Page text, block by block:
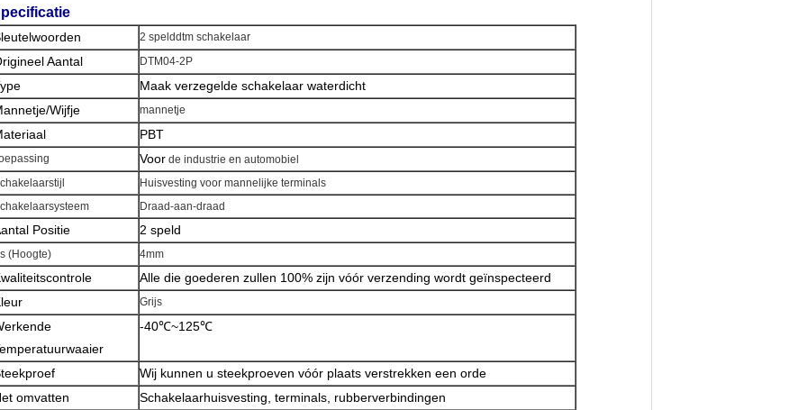
2 spelddtm schakelaar
Aantal DTM04-2P
Maak verzegelde schakelaar waterdicht
Wijfje
mannetje
PBT
Voor de industrie en automobiel
Huisvesting voor mannelijke terminals
Draad-aan-draad
Positie 2 speld
(Hoogte) 4mm
Alle die goederen zullen 100% zijn vóór verzending wordt geïnspecteerd
Grijs
-40℃~125℃
Wij kunnen u steekproeven vóór plaats verstrekken een orde
omvatten
Schakelaarhuisvesting, terminals, rubberverbindingen